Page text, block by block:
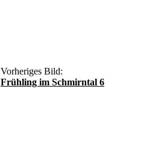
Vorheriges Bild:
Frühling im Schmirntal 6